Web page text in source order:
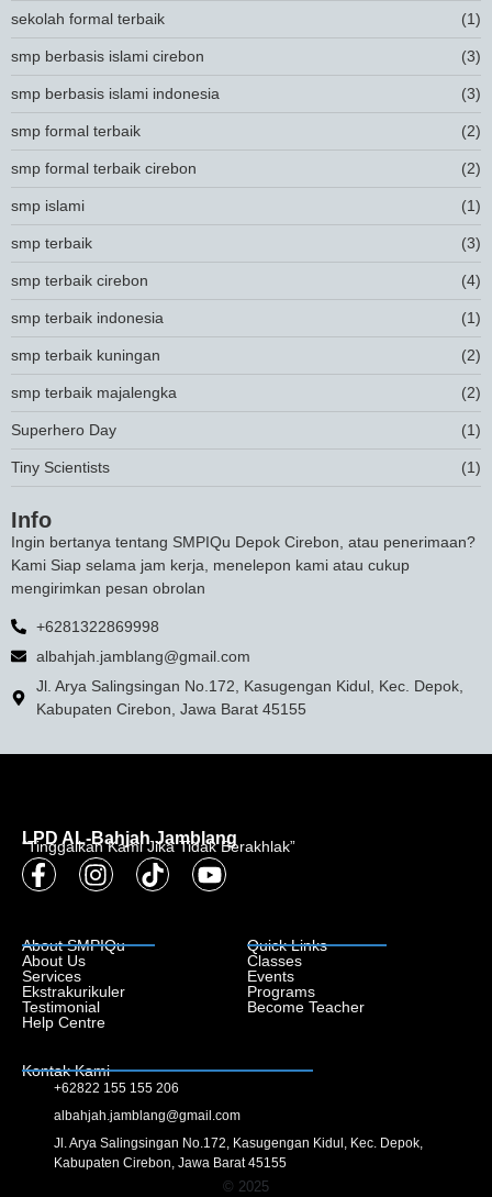
sekolah formal terbaik (1)
smp berbasis islami cirebon (3)
smp berbasis islami indonesia (3)
smp formal terbaik (2)
smp formal terbaik cirebon (2)
smp islami (1)
smp terbaik (3)
smp terbaik cirebon (4)
smp terbaik indonesia (1)
smp terbaik kuningan (2)
smp terbaik majalengka (2)
Superhero Day (1)
Tiny Scientists (1)
Info
Ingin bertanya tentang SMPIQu Depok Cirebon, atau penerimaan?
Kami Siap selama jam kerja, menelepon kami atau cukup
mengirimkan pesan obrolan
+6281322869998
albahjah.jamblang@gmail.com
Jl. Arya Salingsingan No.172, Kasugengan Kidul, Kec. Depok,
Kabupaten Cirebon, Jawa Barat 45155
LPD AL-Bahjah Jamblang
“Tinggalkan Kami Jika Tidak Berakhlak”
About SMPIQu
About Us
Services
Ekstrakurikuler
Testimonial
Help Centre
Quick Links
Classes
Events
Programs
Become Teacher
Kontak Kami
+62822 155 155 206
albahjah.jamblang@gmail.com
Jl. Arya Salingsingan No.172, Kasugengan Kidul, Kec. Depok,
Kabupaten Cirebon, Jawa Barat 45155
© 2025